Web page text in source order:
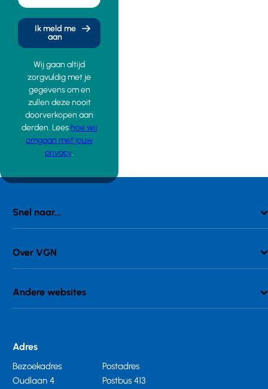
Ik meld me
aan
Wij gaan altijd
zorgvuldig met je
gegevens om en
zullen deze nooit
doorverkopen aan
derden. Lees hoe wij
omgaan met jouw
privacy.
Snel naar...
Over VGN
Andere websites
Adres
Bezoekadres
Oudlaan 4
Postadres
Postbus 413